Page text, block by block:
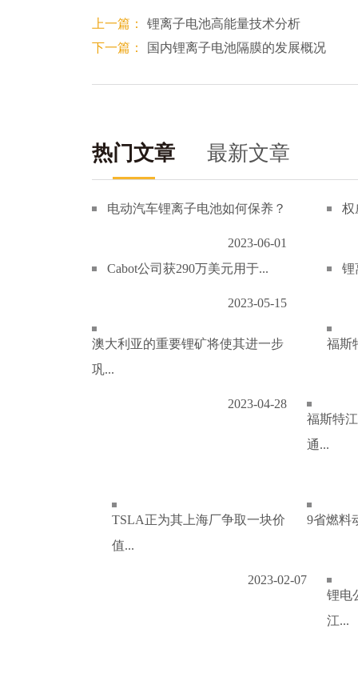
上一篇：
锂离子电池高能量技术分析
下一篇：
国内锂离子电池隔膜的发展概况
热门文章 最新文章
电动汽车锂离子电池如何保养？
2023-06-01
权
Cabot公司获290万美元用于...
2023-05-15
锂
澳大利亚的重要锂矿将使其进一步
巩...
2023-04-28
福斯
福斯特
通...
TSLA正为其上海厂争取一块价
值...
2023-02-07
9省燃料
锂电
江...